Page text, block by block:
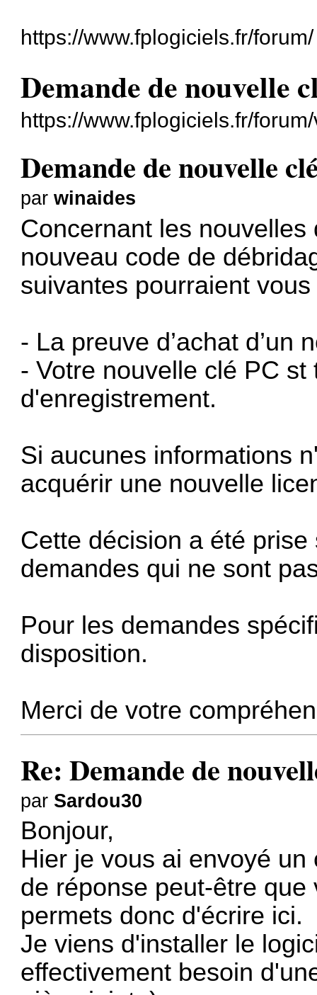
https://www.fplogiciels.fr/forum/
Demande de nouvelle
https://www.fplogiciels.fr/
Demande de nouvelle
parwinaides
Concernant les
nouveau code de
suivantes pourraient
- La preuve d’achat d’un
- Votre nouvelle clé PC
d'enregistrement.
Si aucunes informations
acquérir une nouvelle
Cette décision a été
demandes qui ne sont
Pour les demandes
disposition.
Merci de votre
Re: Demande de
par Sardou30
Bonjour,
Hier je vous ai envoyé
de réponse peut-être
permets donc d'écrire ici.
Je viens d'installer le
effectivement besoin